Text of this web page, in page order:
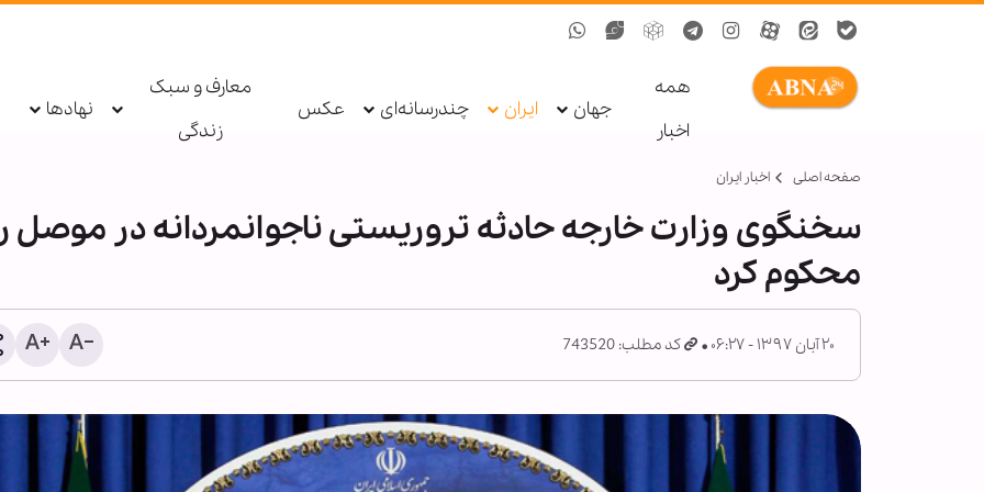
همه
اخبار
جهان ایران چندرسانه‌ای عکس
معارف و سبک
زندگی
نهادها
صفحه اصلی اخبار ایران
سخنگوی وزارت خارجه حادثه تروریستی ناجوانمردانه در موصل
محکوم کرد
۲۰ آبان ۱۳۹۷ - ۰۶:۲۷ کد مطلب: 743520
معرفی بیش از ۱۹۰
اربعینی در نورلایب؛ از
متنی تا گفت‌وگو با کتاب‌ها